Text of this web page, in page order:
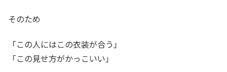
そのため
「この人にはこの衣装が合う」
「この見せ方がかっこいい」